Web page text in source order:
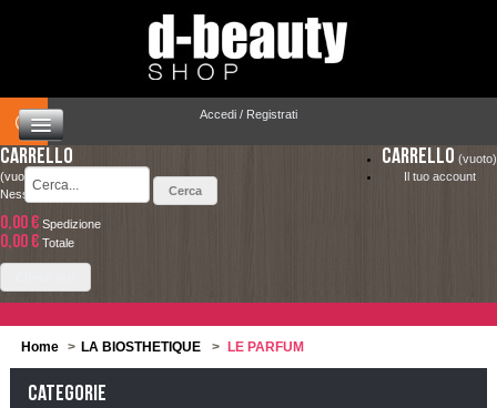
Accedi / Registrati
Carrello (vuoto)
Il tuo account
Carrello
(vuoto)
Nessun prodotto
0,00 € Spedizione
0,00 € Totale
HOME
VISO E CORPO
LA SPEDIZIONE COSTA SOLO 4.90 € ED È
COMPLETAMENTE GRATUITA PER ORDINI
Home > LA BIOSTHETIQUE > LE PARFUM
Categorie